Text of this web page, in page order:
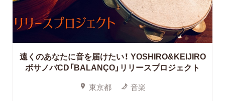
遠くのあなたに音を届けたい！ YOSHIRO&KEIJIRO
ボサノバCD「BALANÇO」リリースプロジェクト
東京都 音楽